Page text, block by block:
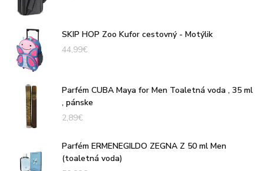
SKIP HOP Zoo Kufor cestovný - Motýlik
44,99€
Parfém CUBA Maya for Men Toaletná voda , 35 ml
, pánske
2,89€
Parfém ERMENEGILDO ZEGNA Z 50 ml Men
(toaletná voda)